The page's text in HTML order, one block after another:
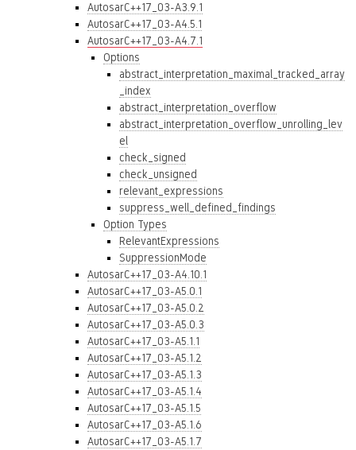
AutosarC++17_03-A3.9.1
AutosarC++17_03-A4.5.1
AutosarC++17_03-A4.7.1
Options
abstract_interpretation_maximal_tracked_array
_index
abstract_interpretation_overflow
abstract_interpretation_overflow_unrolling_lev
el
check_signed
check_unsigned
relevant_expressions
suppress_well_defined_findings
Option Types
RelevantExpressions
SuppressionMode
AutosarC++17_03-A4.10.1
AutosarC++17_03-A5.0.1
AutosarC++17_03-A5.0.2
AutosarC++17_03-A5.0.3
AutosarC++17_03-A5.1.1
AutosarC++17_03-A5.1.2
AutosarC++17_03-A5.1.3
AutosarC++17_03-A5.1.4
AutosarC++17_03-A5.1.5
AutosarC++17_03-A5.1.6
AutosarC++17_03-A5.1.7